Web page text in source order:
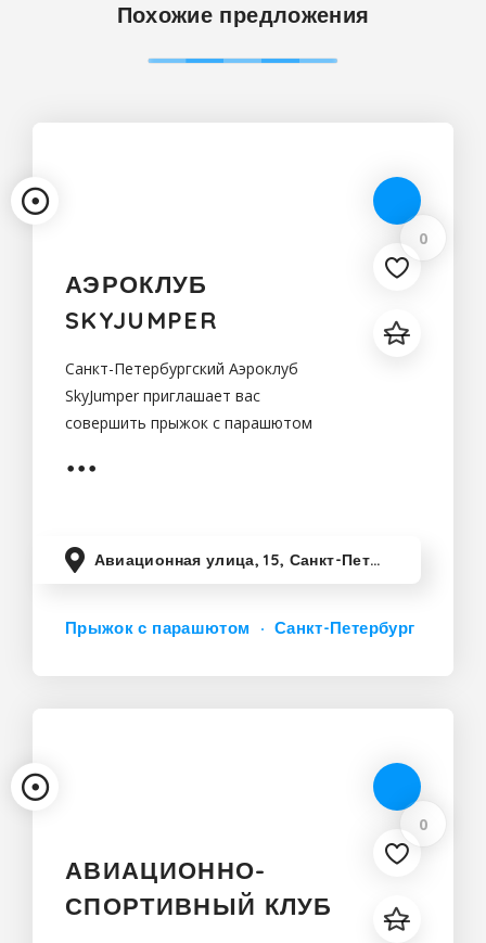
Похожие предложения
0
АЭРОКЛУБ
SKYJUMPER
Санкт-Петербургский Аэроклуб
SkyJumper приглашает вас
совершить прыжок с парашютом
Авиационная улица, 15, Санкт-Петербург, Россия
Прыжок с парашютом Санкт-Петербург
0
АВИАЦИОННО-
СПОРТИВНЫЙ КЛУБ